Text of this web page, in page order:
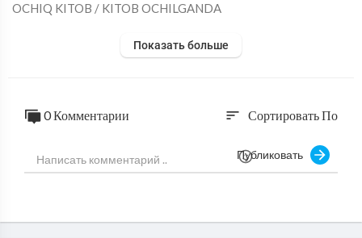
OCHIQ KITOB / KITOB OCHILGANDA
Показать больше
0 Комментарии sort Сортировать По
Публиковать